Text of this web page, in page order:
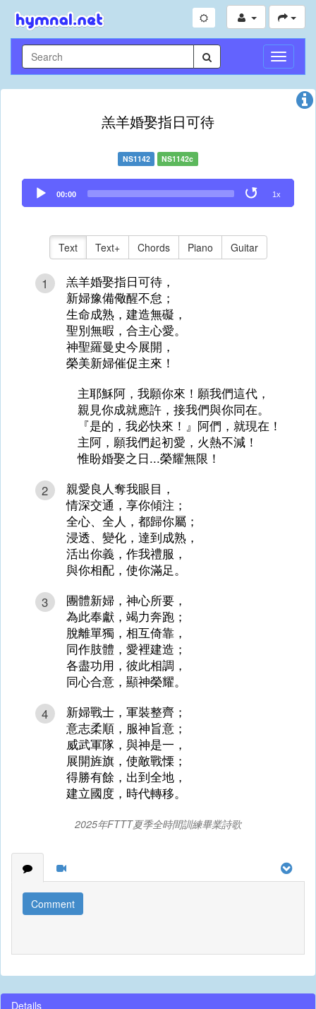
Toggle
羔羊婚娶指日可待
NS1142 NS1142c
Audio
Player
00:00 1x
Text Text+ Chords Piano Guitar
1
羔羊婚娶指日可待，
新婦豫備儆醒不怠；
生命成熟，建造無礙，
聖別無暇，合主心愛。
神聖羅曼史今展開，
榮美新婦催促主來！
主耶穌阿，我願你來！願我們這代，
親見你成就應許，接我們與你同在。
『是的，我必快來！』阿們，就現在！
主阿，願我們起初愛，火熱不減！
惟盼婚娶之日...榮耀無限！
2
親愛良人奪我眼目，
情深交通，享你傾注；
全心、全人，都歸你屬；
浸透、變化，達到成熟，
活出你義，作我禮服，
與你相配，使你滿足。
3
團體新婦，神心所要，
為此奉獻，竭力奔跑；
脫離單獨，相互倚靠，
同作肢體，愛裡建造；
各盡功用，彼此相調，
同心合意，顯神榮耀。
4
新婦戰士，軍裝整齊；
意志柔順，服神旨意；
威武軍隊，與神是一，
展開旌旗，使敵戰慄；
得勝有餘，出到全地，
建立國度，時代轉移。
2025年FTTT夏季全時間訓練畢業詩歌
Comment
Details